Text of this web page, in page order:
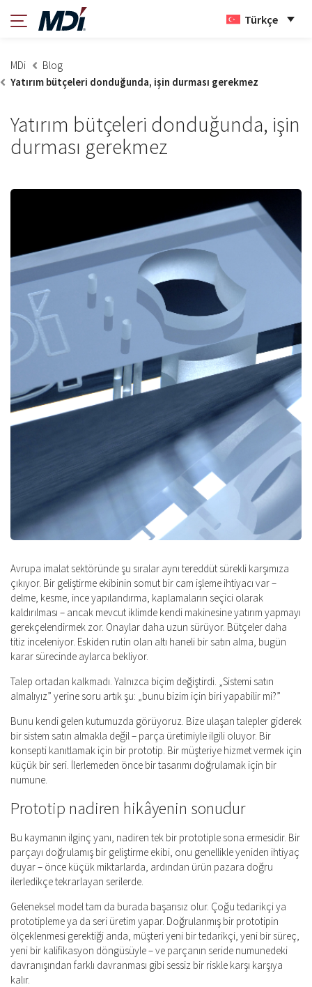
Türkçe
MDi
Blog
Yatırım bütçeleri donduğunda, işin durması gerekmez
Yatırım bütçeleri donduğunda, işin
durması gerekmez
Avrupa imalat sektöründe şu sıralar aynı tereddüt sürekli karşımıza
çıkıyor. Bir geliştirme ekibinin somut bir cam işleme ihtiyacı var –
delme, kesme, ince yapılandırma, kaplamaların seçici olarak
kaldırılması – ancak mevcut iklimde kendi makinesine yatırım yapmayı
gerekçelendirmek zor. Onaylar daha uzun sürüyor. Bütçeler daha
titiz inceleniyor. Eskiden rutin olan altı haneli bir satın alma, bugün
karar sürecinde aylarca bekliyor.
Talep ortadan kalkmadı. Yalnızca biçim değiştirdi. „Sistemi satın
almalıyız” yerine soru artık şu: „bunu bizim için biri yapabilir mi?”
Bunu kendi gelen kutumuzda görüyoruz. Bize ulaşan talepler giderek
bir sistem satın almakla değil – parça üretimiyle ilgili oluyor. Bir
konsepti kanıtlamak için bir prototip. Bir müşteriye hizmet vermek için
küçük bir seri. İlerlemeden önce bir tasarımı doğrulamak için bir
numune.
Prototip nadiren hikâyenin sonudur
Bu kaymanın ilginç yanı, nadiren tek bir prototiple sona ermesidir. Bir
parçayı doğrulamış bir geliştirme ekibi, onu genellikle yeniden ihtiyaç
duyar – önce küçük miktarlarda, ardından ürün pazara doğru
ilerledikçe tekrarlayan serilerde.
Geleneksel model tam da burada başarısız olur. Çoğu tedarikçi ya
prototipleme ya da seri üretim yapar. Doğrulanmış bir prototipin
ölçeklenmesi gerektiği anda, müşteri yeni bir tedarikçi, yeni bir süreç,
yeni bir kalifikasyon döngüsüyle – ve parçanın seride numunedeki
davranışından farklı davranması gibi sessiz bir riskle karşı karşıya
kalır.